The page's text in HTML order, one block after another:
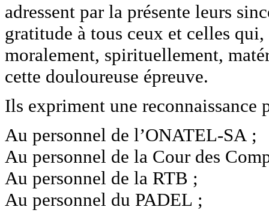
adressent par la présente leurs
gratitude à tous ceux et celles
moralement, spirituellement,
cette douloureuse épreuve.
Ils expriment une reconnaissance
Au personnel de l’ONATEL-SA ;
Au personnel de la Cour des
Au personnel de la RTB ;
Au personnel du PADEL ;